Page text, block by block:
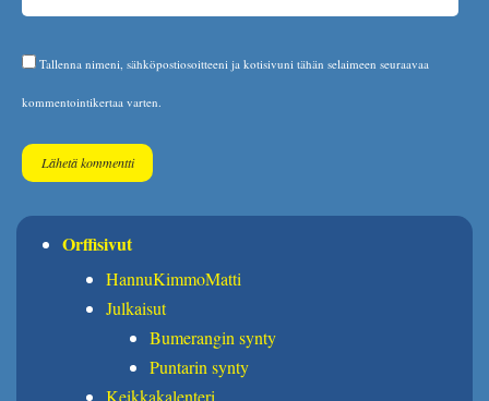
Tallenna nimeni, sähköpostiosoitteeni ja kotisivuni tähän selaimeen seuraavaa
kommentointikertaa varten.
Orffisivut
HannuKimmoMatti
Julkaisut
Bumerangin synty
Puntarin synty
Keikkakalenteri